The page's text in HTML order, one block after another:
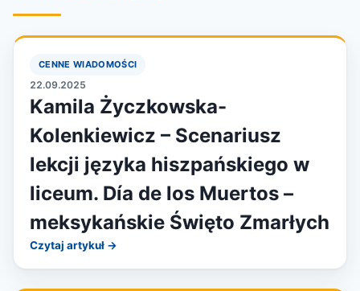
CENNE WIADOMOŚCI
22.09.2025
Kamila Życzkowska-
Kolenkiewicz – Scenariusz
lekcji języka hiszpańskiego w
liceum. Día de los Muertos –
meksykańskie Święto Zmarłych
Czytaj artykuł →